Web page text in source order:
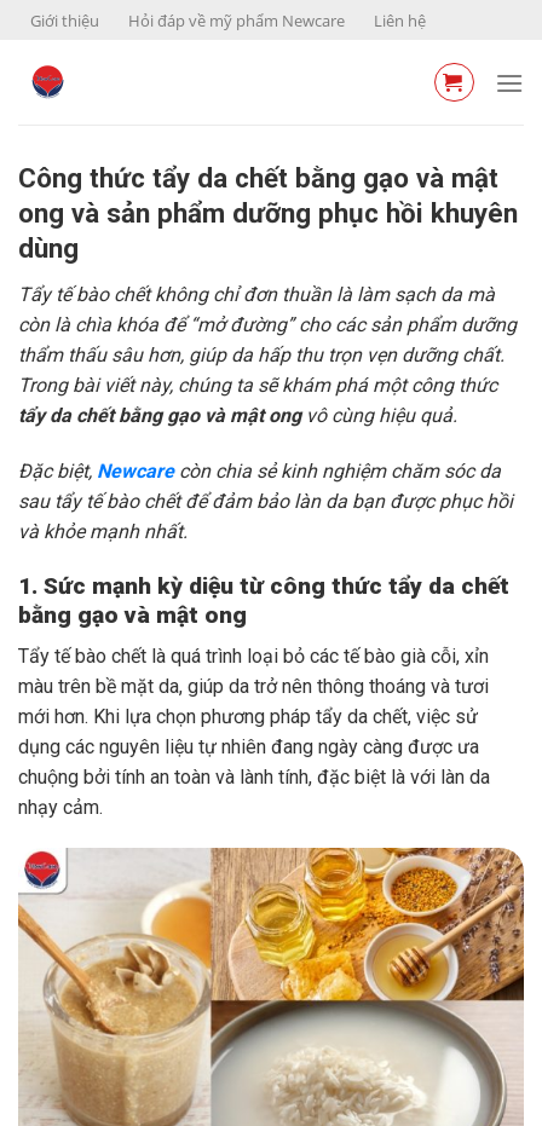
Skip
content
Giới thiệu Hỏi đáp về mỹ phẩm Newcare Liên hệ
Công thức tẩy da chết bằng gạo và mật
ong và sản phẩm dưỡng phục hồi khuyên
dùng
Tẩy tế bào chết không chỉ đơn thuần là làm sạch da mà
còn là chìa khóa để “mở đường” cho các sản phẩm dưỡng
thẩm thấu sâu hơn, giúp da hấp thu trọn vẹn dưỡng chất.
Trong bài viết này, chúng ta sẽ khám phá một công thức
tẩy da chết bằng gạo và mật ongvô cùng hiệu quả.
Đặc biệt, Newcare còn chia sẻ kinh nghiệm chăm sóc da
sau tẩy tế bào chết để đảm bảo làn da bạn được phục hồi
và khỏe mạnh nhất.
1. Sức mạnh kỳ diệu từ công thức tẩy da chết
bằng gạo và mật ong
Tẩy tế bào chết là quá trình loại bỏ các tế bào già cỗi, xỉn
màu trên bề mặt da, giúp da trở nên thông thoáng và tươi
mới hơn. Khi lựa chọn phương pháp tẩy da chết, việc sử
dụng các nguyên liệu tự nhiên đang ngày càng được ưa
chuộng bởi tính an toàn và lành tính, đặc biệt là với làn da
nhạy cảm.